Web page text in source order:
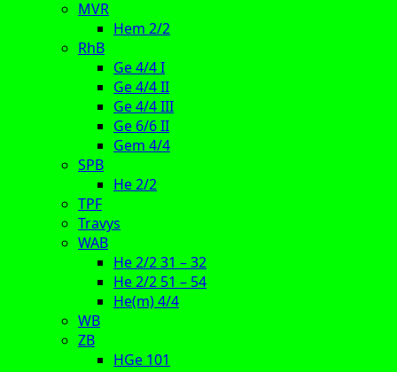
MVR
Hem 2/2
RhB
Ge 4/4 I
Ge 4/4 II
Ge 4/4 III
Ge 6/6 II
Gem 4/4
SPB
He 2/2
TPF
Travys
WAB
He 2/2 31 – 32
He 2/2 51 – 54
He(m) 4/4
WB
ZB
HGe 101